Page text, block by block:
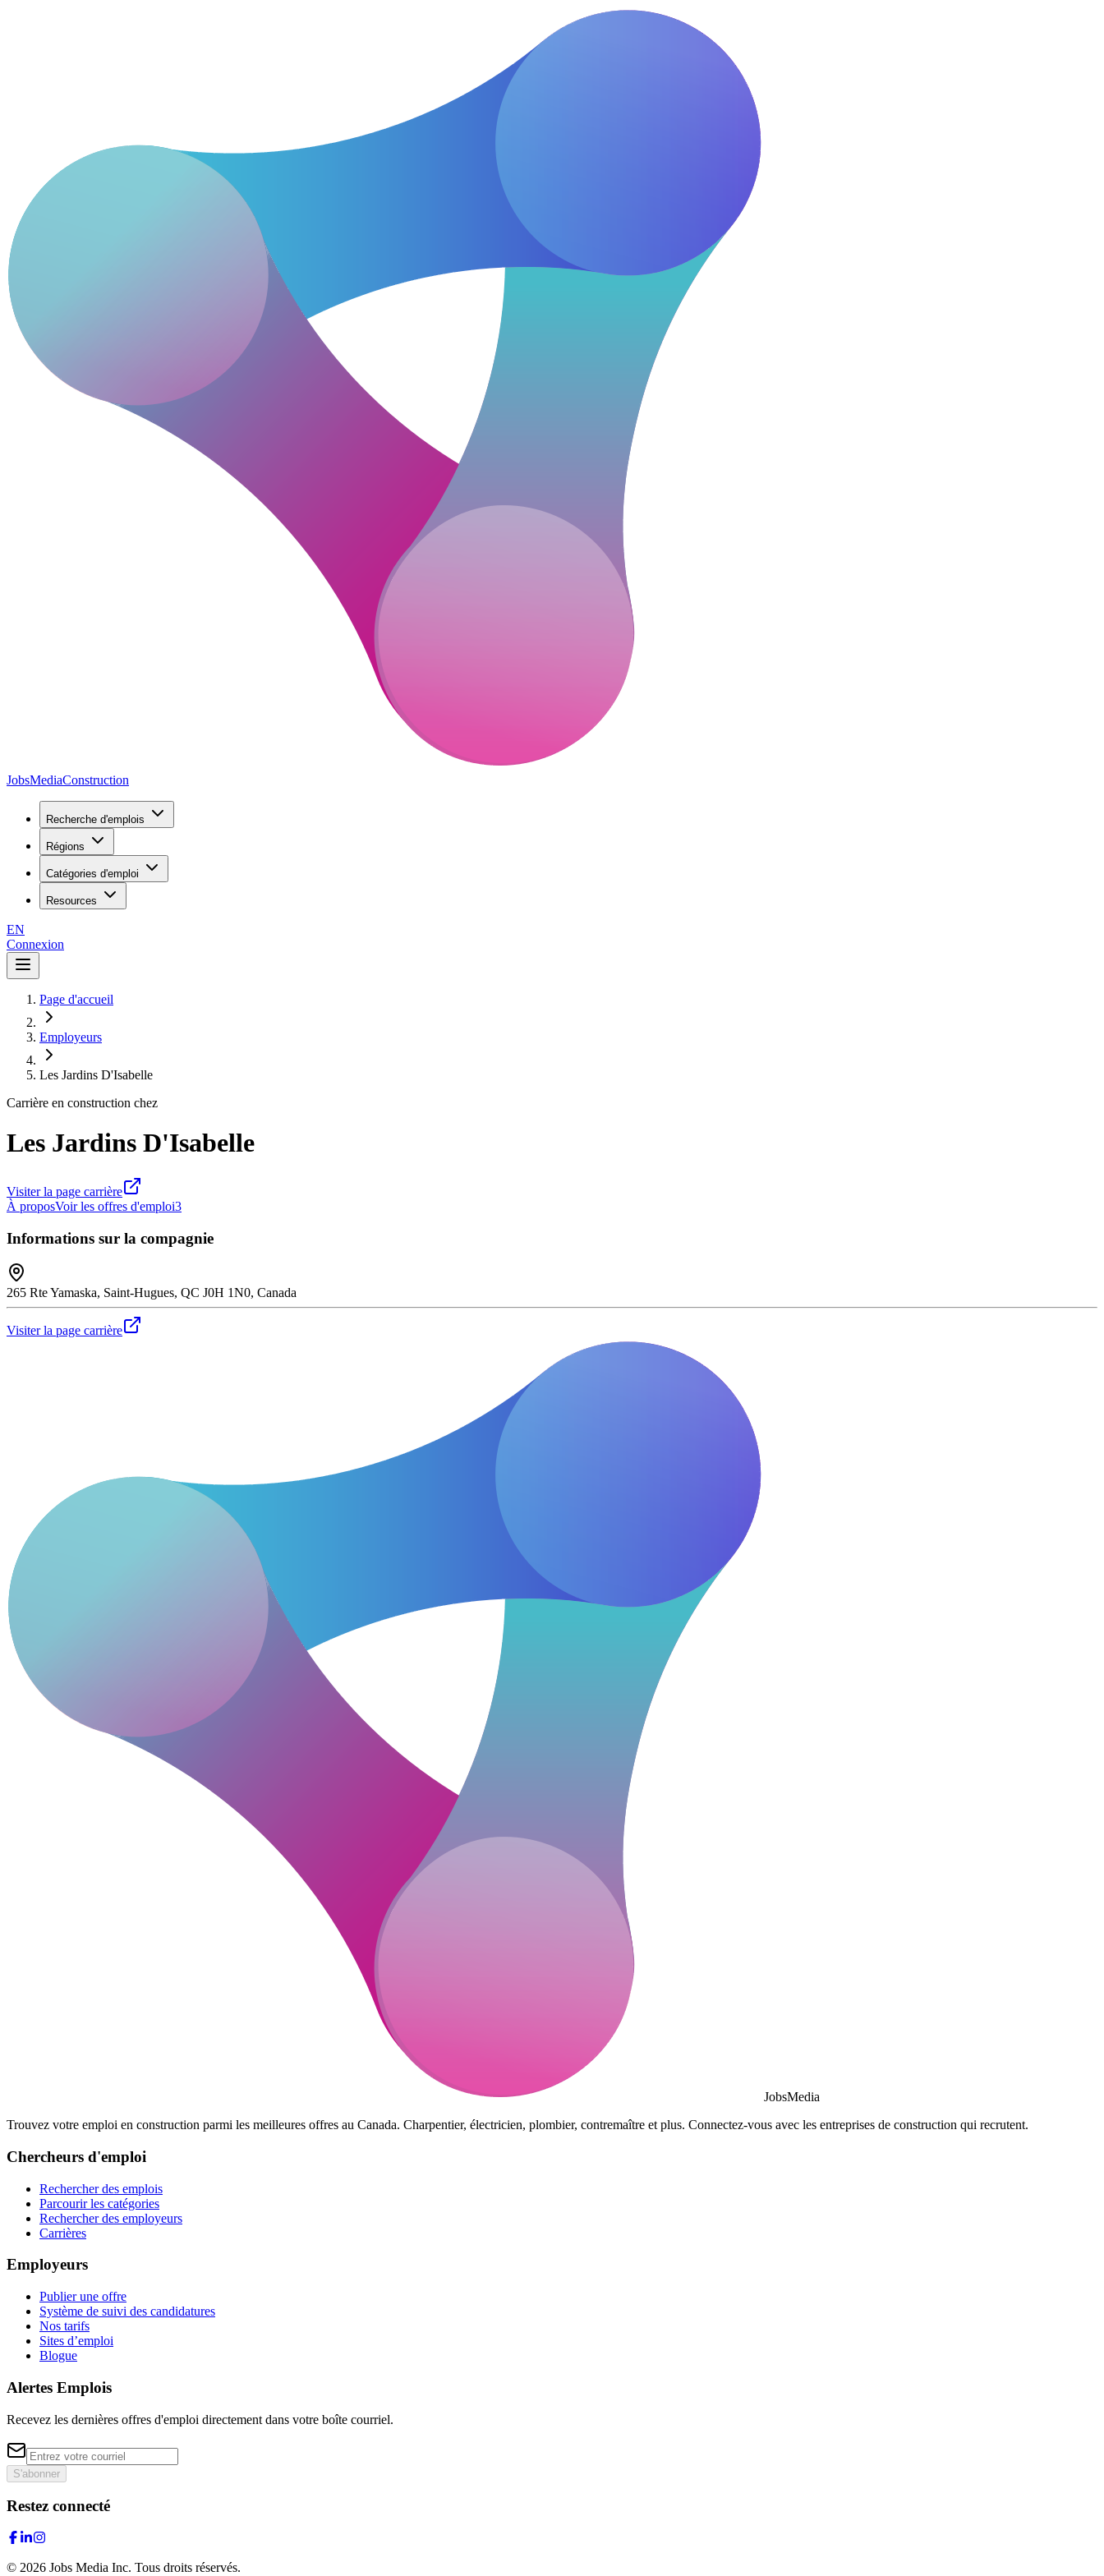
JobsMediaConstruction
Recherche d'emplois
Régions
Catégories d'emploi
Resources
EN
Connexion
Page d'accueil
Employeurs
Les Jardins D'Isabelle
Carrière en construction chez
Les Jardins D'Isabelle
Visiter la page carrière
À proposVoir les offres d'emploi3
Informations sur la compagnie
265 Rte Yamaska, Saint-Hugues, QC J0H 1N0, Canada
Visiter la page carrière
JobsMedia
Trouvez votre emploi en construction parmi les meilleures offres au Canada. Charpentier, électricien, plombier, contremaître et plus. Connectez-vous avec les entreprises de construction qui recrutent.
Chercheurs d'emploi
Rechercher des emplois
Parcourir les catégories
Rechercher des employeurs
Carrières
Employeurs
Publier une offre
Système de suivi des candidatures
Nos tarifs
Sites d’emploi
Blogue
Alertes Emplois
Recevez les dernières offres d'emploi directement dans votre boîte courriel.
S'abonner
Restez connecté
© 2026 Jobs Media Inc. Tous droits réservés.